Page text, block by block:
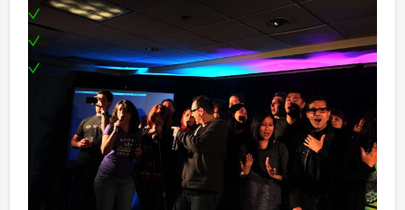
Singing Bee contest inclusief prijsuitreiking
Fotograaf
Optioneel:
Presentatie duo als typetjes
Optreden zanger / zangeres (alle genres mogelijk)
Reservering voor kleinere groepen: